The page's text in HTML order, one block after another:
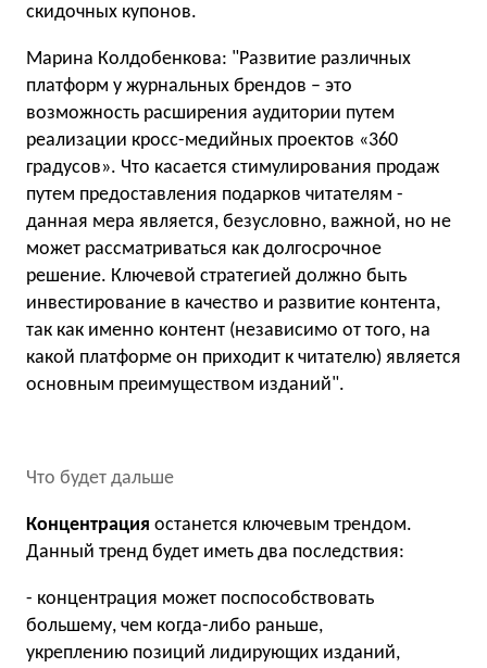
скидочных купонов.
Марина Колдобенкова: "Развитие различных
платформ у журнальных брендов – это
возможность расширения аудитории путем
реализации кросс-медийных проектов «360
градусов». Что касается стимулирования продаж
путем предоставления подарков читателям -
данная мера является, безусловно, важной, но не
может рассматриваться как долгосрочное
решение. Ключевой стратегией должно быть
инвестирование в качество и развитие контента,
так как именно контент (независимо от того, на
какой платформе он приходит к читателю) является
основным преимуществом изданий".
Что будет дальше
Концентрация останется ключевым трендом.
Данный тренд будет иметь два последствия:
- концентрация может поспособствовать
большему, чем когда-либо раньше,
укреплению позиций лидирующих изданий,